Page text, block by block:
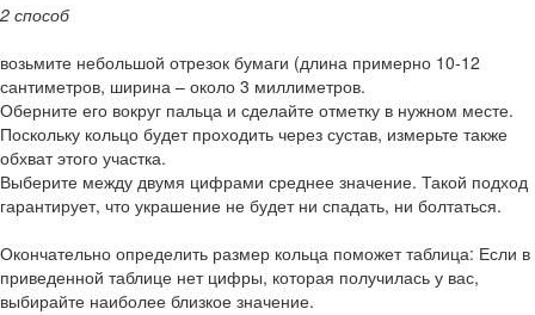
2 способ
возьмите небольшой отрезок бумаги (длина примерно 10-12
сантиметров, ширина – около 3 миллиметров.
Оберните его вокруг пальца и сделайте отметку в нужном месте.
Поскольку кольцо будет проходить через сустав, измерьте также
обхват этого участка.
Выберите между двумя цифрами среднее значение. Такой подход
гарантирует, что украшение не будет ни спадать, ни болтаться.
Окончательно определить размер кольца поможет таблица: Если в
приведенной таблице нет цифры, которая получилась у вас,
выбирайте наиболее близкое значение.